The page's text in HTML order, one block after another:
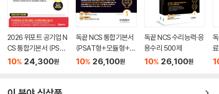
2026 위포트 공기업 N
CS 통합기본서 (PSAT
형+모듈형+피듈형
10% 24,300원
독끝 NCS 통합기본서
(PSAT형+모듈형+피
듈형) 공기업 대비
10% 26,100원
독끝 NCS 수리능력·응
용수리 500제
10% 26,100원